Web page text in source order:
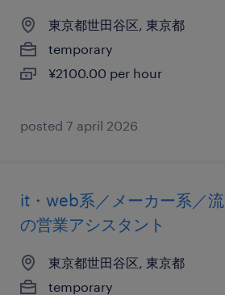
東京都世田谷区, 東京都
temporary
¥2100.00 per hour
posted 7 april 2026
it・web系／メーカー系／
の営業アシスタント
東京都世田谷区, 東京都
temporary